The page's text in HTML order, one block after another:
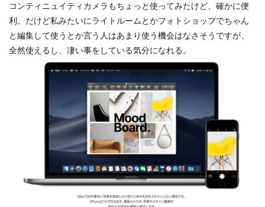
コンティニュイティカメラもちょっと使ってみたけど、確かに便
利。だけど私みたいにライトルームとかフォトショップでちゃん
と編集して使うとか言う人はあまり使う機会はなさそうですが、
全然使えるし、凄い事をしている気分になれる。
ソニー 400 800
ソニー a v
ソニー α7v
ソニー カメラ
ソニー タムロン買収
ソニー マクロ Gマスター
ソニーFX5
タムロン
タムロン 35-100 f2.8
タムロン 35-100mm f:2.8
ニコン 24 70 新型
ニコン z9ii
ニコン Zf シルバー
ニコン ZR
ニコン シネマカメラ
ニコン 大三元 2型
ニコン 新レンズ
ニコン 新型 大三元
ニコンZR
ネットフリックス 値上げ
ハッセルブラッド
ピクセル11
フルスクリーンiPhone
ボケモンスター
マイナンバーカード
マイナ保険証